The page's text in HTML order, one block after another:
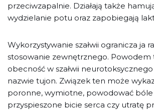
przeciwzapalnie. Działają także
wydzielanie potu oraz zapobiegają
Wykorzystywanie szałwii ogranicza ja
stosowanie zewnętrznego. Powodem
obecność w szałwii
nazwie tujon. Związek ten może
poronne, wymiotne, powodować
przyspieszone bicie serca czy utratę